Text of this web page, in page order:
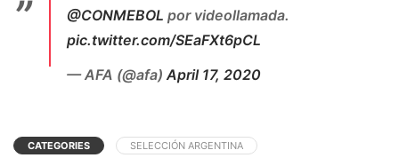
@CONMEBOL por videollamada.
pic.twitter.com/SEaFXt6pCL
— AFA (@afa) April 17, 2020
CATEGORIES SELECCIÓN ARGENTINA